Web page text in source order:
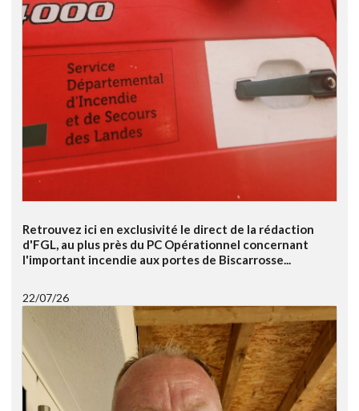
Retrouvez ici en exclusivité le direct de la rédaction
d'FGL, au plus près du PC Opérationnel concernant
l'important incendie aux portes de Biscarrosse...
22/07/26